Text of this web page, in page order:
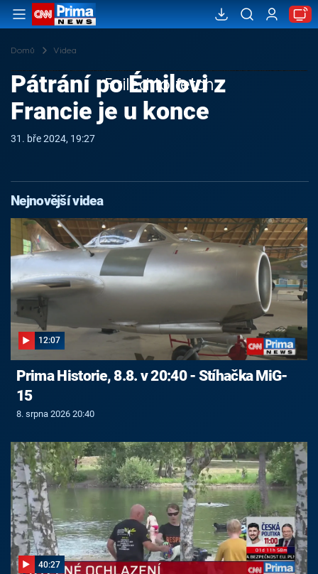
Domů Videa
Failed to fetch
Pátrání po Émilovi z
Francie je u konce
31. bře 2024, 19:27
Nejnovější videa
12:07
Prima Historie, 8.8. v 20:40 - Stíhačka MiG-
15
8. srpna 2026 20:40
40:27